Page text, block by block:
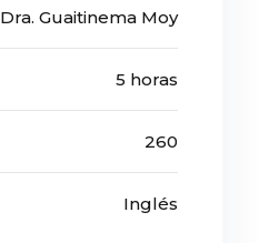
Dra. Guaitinema Moy
5 horas
260
Inglés